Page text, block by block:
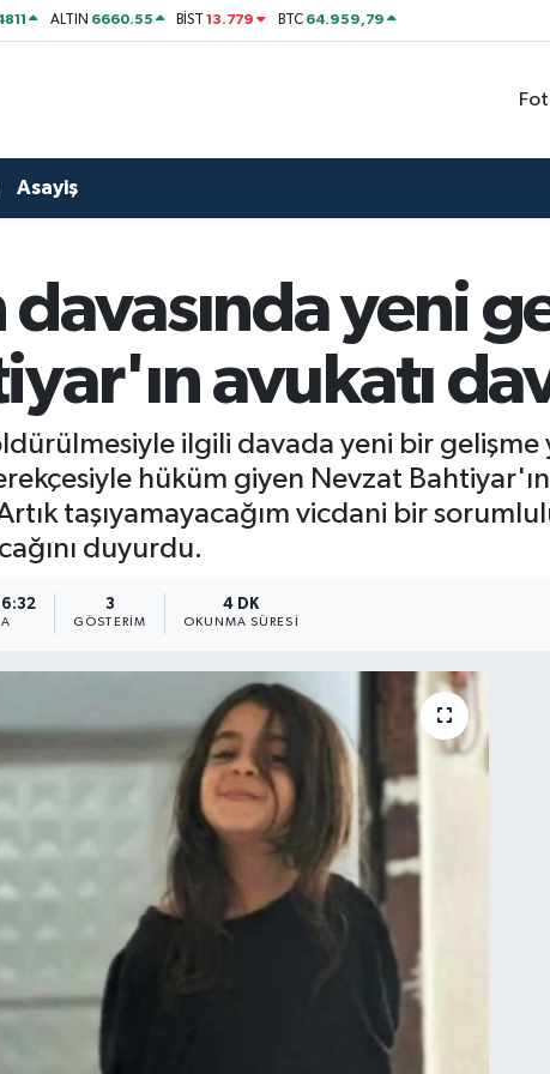
ALTIN 6660.55 BİST13.779 BTC 64.959,79
Asayiş
davasında yeni
avukatı
ilgili davada yeni bir gelişme
hüküm giyen Nevzat
taşıyamayacağım vicdani bir
duyurdu.
3
GÖSTERIM
4 DK
OKUNMA SÜRESI